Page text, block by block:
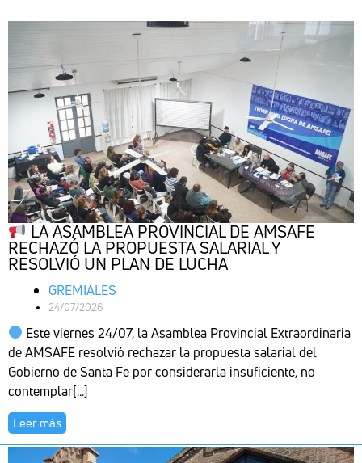
LA ASAMBLEA PROVINCIAL DE AMSAFE
RECHAZÓ LA PROPUESTA SALARIAL Y
RESOLVIÓ UN PLAN DE LUCHA
GREMIALES
24/07/2026
Este viernes 24/07, la Asamblea Provincial Extraordinaria
de AMSAFE resolvió rechazar la propuesta salarial del
Gobierno de Santa Fe por considerarla insuficiente, no
contemplar[...]
Leer más